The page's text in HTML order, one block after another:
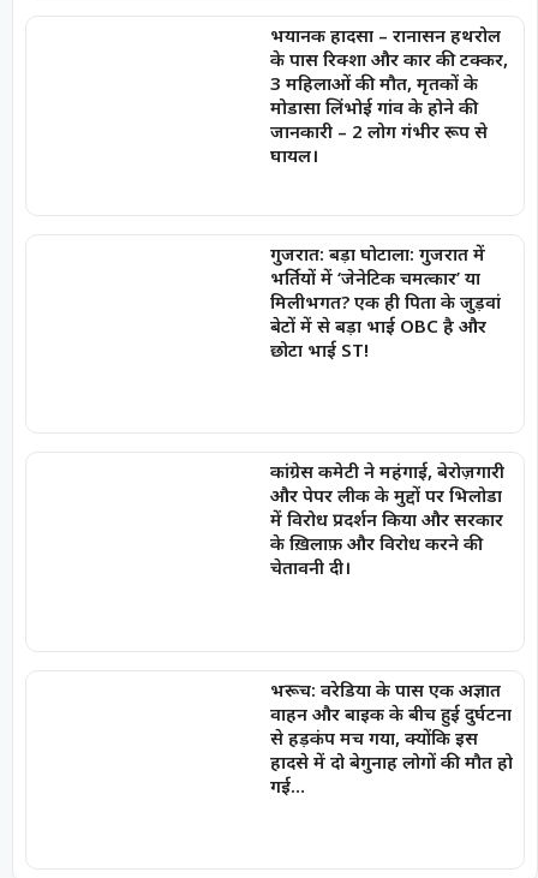
भयानक हादसा – रानासन हथरोल
के पास रिक्शा और कार की टक्कर,
3 महिलाओं की मौत, मृतकों के
मोडासा लिंभोई गांव के होने की
जानकारी – 2 लोग गंभीर रूप से
घायल।
गुजरात: बड़ा घोटाला: गुजरात में
भर्तियों में ‘जेनेटिक चमत्कार’ या
मिलीभगत? एक ही पिता के जुड़वां
बेटों में से बड़ा भाई OBC है और
छोटा भाई ST!
कांग्रेस कमेटी ने महंगाई, बेरोज़गारी
और पेपर लीक के मुद्दों पर भिलोडा
में विरोध प्रदर्शन किया और सरकार
के ख़िलाफ़ और विरोध करने की
चेतावनी दी।
भरूच: वरेडिया के पास एक अज्ञात
वाहन और बाइक के बीच हुई दुर्घटना
से हड़कंप मच गया, क्योंकि इस
हादसे में दो बेगुनाह लोगों की मौत हो
गई…